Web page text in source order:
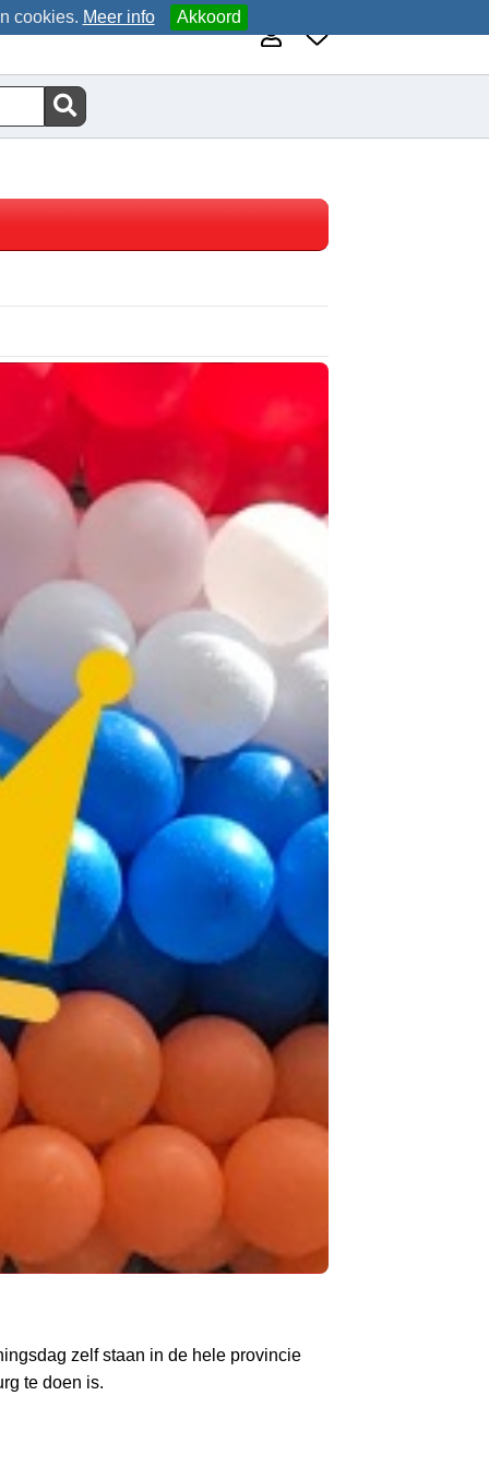
cookies. Meer info Akkoord
zelf staan in de hele provincie
te doen is.